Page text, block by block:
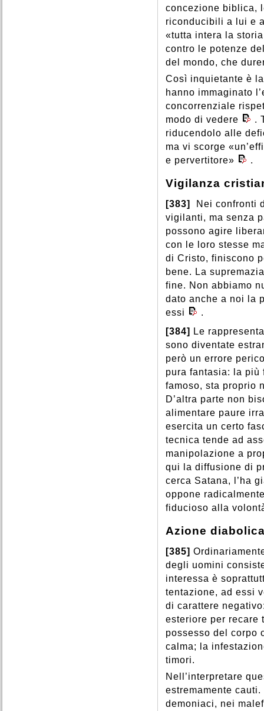
concezione biblica,
riconducibili a lui e
«tutta intera la
contro le potenze
del mondo, che
Così inquietante è
hanno immaginato
concorrenziale
modo di vedere
.
riducendolo alle
ma vi scorge
e pervertitore»
.
Vigilanza
[383]
Nei confronti
vigilanti, ma senza
possono agire
con le loro stesse
di Cristo, finiscono
bene. La
fine. Non abbiamo
dato anche a noi la
essi
.
[384]
Le
sono diventate
però un errore
pura fantasia: la più
famoso, sta proprio
D’altra parte non
alimentare paure
esercita un certo
tecnica tende ad
manipolazione a
qui la diffusione di
cerca Satana, l’ha
oppone
fiducioso alla
Azione
[385]
degli uomini
interessa è
tentazione, ad essi
di carattere
esteriore per recare
possesso del corpo
calma; la
timori.
Nell’interpretare
estremamente
demoniaci, nei